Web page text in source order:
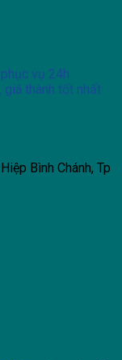
vụ 24h
thành tốt nhất
Bình Chánh, Tp